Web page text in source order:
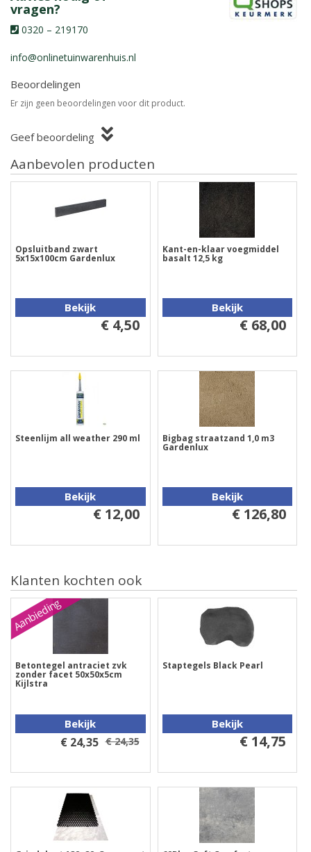
vragen?
0320 – 219170
info@onlinetuinwarenhuis.nl
Beoordelingen
Er zijn geen beoordelingen voor dit product.
Geef beoordeling
Aanbevolen producten
Opsluitband zwart
5x15x100cm Gardenlux
Bekijk
€ 4,50
Kant-en-klaar voegmiddel
basalt 12,5 kg
Bekijk
€ 68,00
Steenlijm all weather 290 ml
Bekijk
€ 12,00
Bigbag straatzand 1,0 m3
Gardenlux
Bekijk
€ 126,80
Klanten kochten ook
Aanbieding
Betontegel antraciet zvk
zonder facet 50x50x5cm
Kijlstra
Bekijk
€ 24,35 € 24,35
Staptegels Black Pearl
Bekijk
€ 14,75